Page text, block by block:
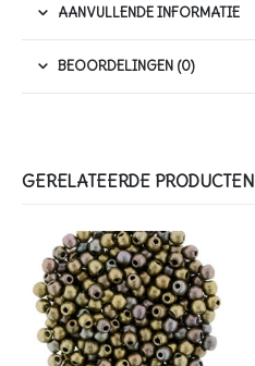
AANVULLENDE INFORMATIE
BEOORDELINGEN (0)
GERELATEERDE PRODUCTEN